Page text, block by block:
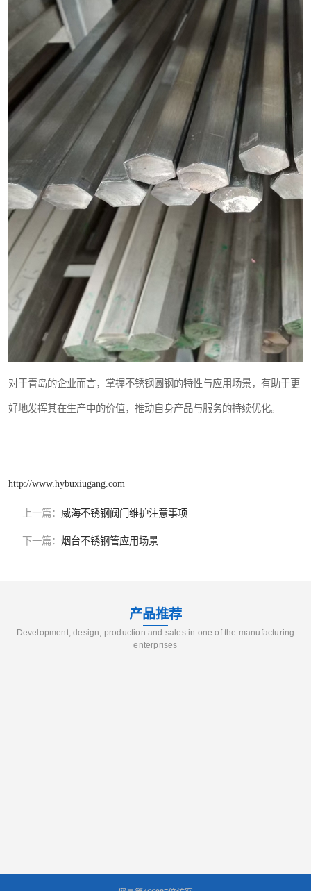
对于青岛的企业而言，掌握不锈钢圆钢的特性与应用场景，有助于更
好地发挥其在生产中的价值，推动自身产品与服务的持续优化。
http://www.hybuxiugang.com
上一篇： 威海不锈钢阀门维护注意事项
下一篇： 烟台不锈钢管应用场景
产品推荐
Development, design, production and sales in one of the manufacturing
enterprises